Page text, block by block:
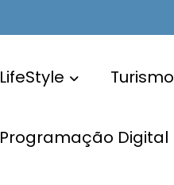
LifeStyle Turismo
Programação Digital